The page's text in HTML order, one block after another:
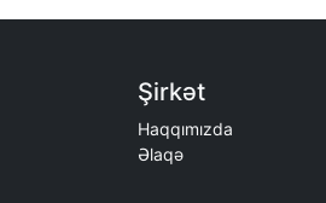
Şirkət
Haqqımızda
Əlaqə